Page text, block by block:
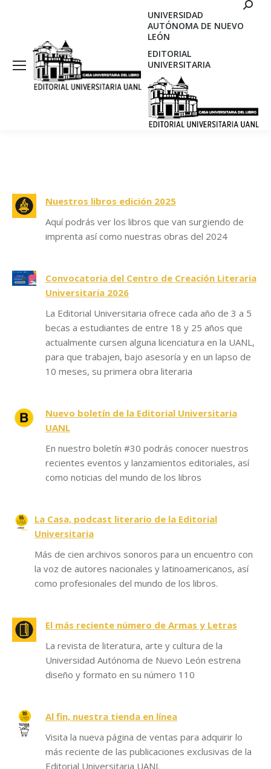
UNIVERSIDAD
AUTÓNOMA DE NUEVO
LEÓN
EDITORIAL
UNIVERSITARIA
Nuestros libros edición 2025
Aquí podrás ver los libros que van surgiendo de
imprenta así como nuestras obras del 2024
Convocatoria del Centro de Creación Literaria
Universitaria 2026
La Editorial Universitaria ofrece cada año de 3 a 5
becas a estudiantes de entre 18 y 25 años que
actualmente cursen alguna licenciatura en la UANL,
para que trabajen, bajo asesoría y en un lapso de
10 meses, su primera obra literaria
Nuevo boletín de la Editorial Universitaria
UANL
En nuestro boletín #30 podrás conocer nuestros
recientes eventos y lanzamientos editoriales, así
como noticias del mundo de los libros
La Casa, podcast literario de la Editorial
Universitaria
Más de cien archivos sonoros para un encuentro con
la voz de autores nacionales y latinoamericanos, así
como profesionales del mundo de los libros.
El más reciente número de Armas y Letras
La revista de literatura, arte y cultura de la
Universidad Autónoma de Nuevo León estrena
diseño y formato en su número 110
Al fin, nuestra tienda en línea
Visita la nueva página de ventas para adquirir lo
más reciente de las publicaciones exclusivas de la
Editorial Universitaria UANL